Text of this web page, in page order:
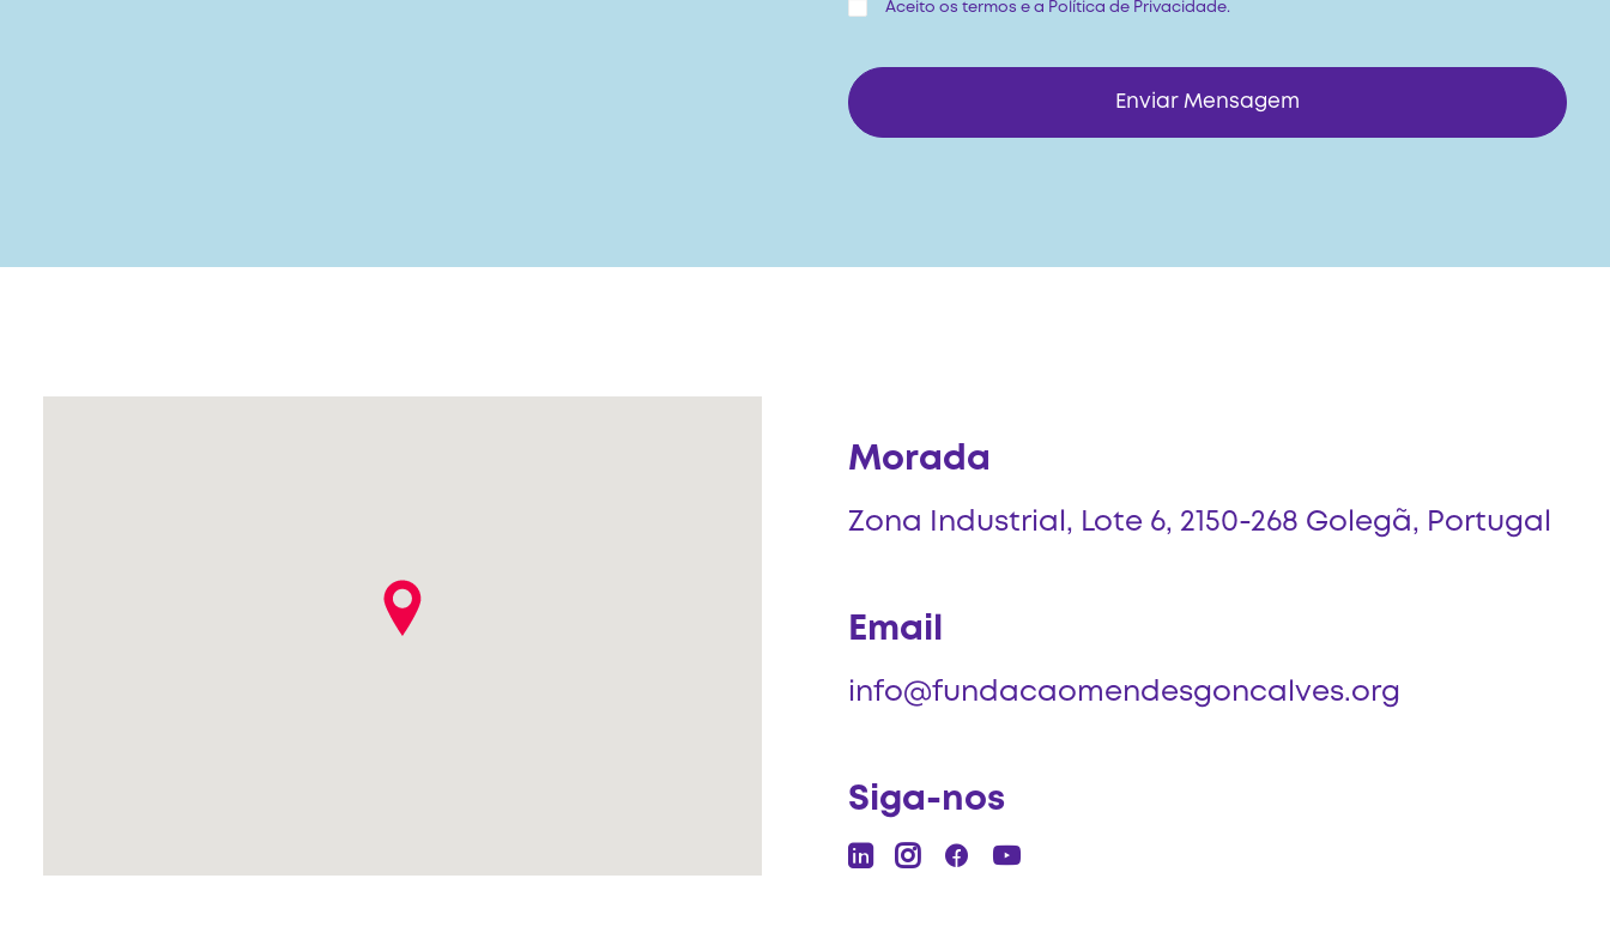
Aceito os termos e a Política de Privacidade.
Morada
Zona Industrial, Lote 6, 2150-268 Golegã, Portugal
Email
info@fundacaomendesgoncalves.org
Siga-nos